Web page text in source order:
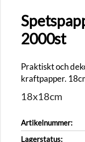
2000st
Praktiskt och
kraftpapper.
18x18cm
Artikelnummer:
Lagerstatus: